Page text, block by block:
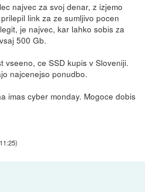
najvec za svoj denar, z izjemo
link za ze sumljivo pocen
je najvec, kar lahko sobis za
500 Gb.
vseeno, ce SSD kupis v Sloveniji.
najcenejso ponudbo.
imas cyber monday. Mogoce dobis
)